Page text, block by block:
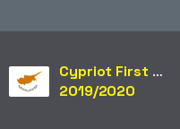
Cypriot First Division
2019/2020